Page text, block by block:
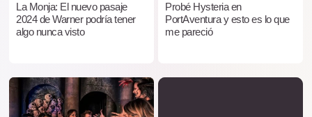
La Monja: El nuevo pasaje
2024 de Warner podría tener
algo nunca visto
Probé Hysteria en
PortAventura y esto es lo que
me pareció